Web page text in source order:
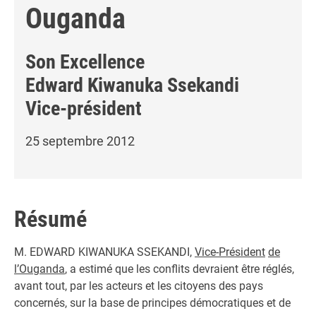
Ouganda
Son Excellence
Edward Kiwanuka Ssekandi
Vice-président
25 septembre 2012
Résumé
M. EDWARD KIWANUKA SSEKANDI, Vice-Président de
l’Ouganda, a estimé que les conflits devraient être réglés,
avant tout, par les acteurs et les citoyens des pays
concernés, sur la base de principes démocratiques et de